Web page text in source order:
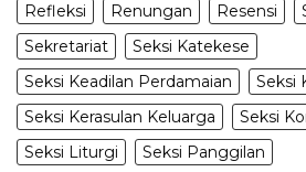
Refleksi
Renungan Resensi
Sekretariat
Seksi Katekese
Seksi Keadilan Perdamaian
Seksi
Seksi Kerasulan Keluarga
Seksi
Seksi Liturgi
Seksi Panggilan